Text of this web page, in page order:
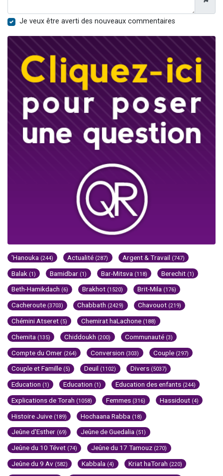
Je veux être averti des nouveaux commentaires
'Hanouka (244) Actualité (287) Argent & Travail (747)
Balak (1) Bamidbar (1) Bar-Mitsva (118) Berechit (1)
Beth-Hamikdach (6) Brakhot (1520) Brit-Mila (176)
Cacheroute (3703) Chabbath (2429) Chavouot (219)
Chémini Atseret (5) Chemirat haLachone (188)
Chemita (135) Chiddoukh (200) Communauté (3)
Compte du Omer (264) Conversion (303) Couple (297)
Couple et Famille (5) Deuil (1102) Divers (5037)
Education (1) Education (1) Education des enfants (244)
Explications de Torah (1058) Femmes (316) Hassidout (4)
Histoire Juive (189) Hochaana Rabba (18)
Jeûne d'Esther (69) Jeûne de Guedalia (51)
Jeûne du 10 Tévet (74) Jeûne du 17 Tamouz (270)
Jeûne du 9 Av (582) Kabbala (4) Kriat haTorah (220)